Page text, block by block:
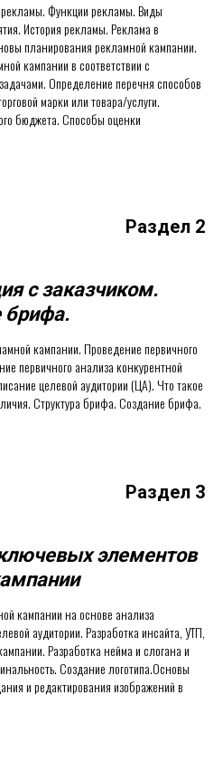
Функции рекламы. Виды
История рекламы. Реклама в
планирования рекламной кампании.
кампании в соответствии с
Определение перечня способов
марки или товара/услуги.
бюджета. Способы оценки
Раздел 2
с заказчиком.
брифа.
кампании. Проведение первичного
первичного анализа конкурентной
целевой аудитории (ЦА). Что такое
Структура брифа. Создание брифа.
Раздел 3
элементов
кампании на основе анализа
аудитории. Разработка инсайта, УТП,
Разработка нейма и слогана и
Создание логотипа.Основы
и редактирования изображений в